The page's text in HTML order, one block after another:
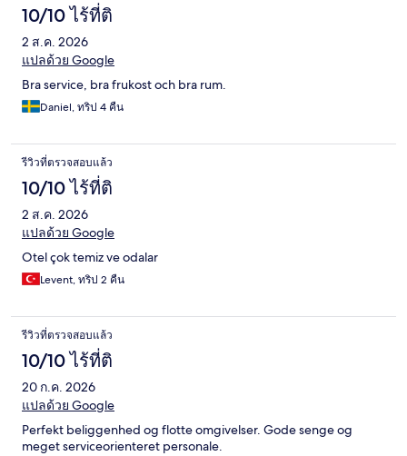
10/10 ไร้ที่ติ
2 ส.ค. 2026
แปลด้วย Google
Bra service, bra frukost och bra rum.
Daniel, ทริป 4 คืน
รีวิวที่ตรวจสอบแล้ว
10/10 ไร้ที่ติ
2 ส.ค. 2026
แปลด้วย Google
Otel çok temiz ve odalar
Levent, ทริป 2 คืน
รีวิวที่ตรวจสอบแล้ว
10/10 ไร้ที่ติ
20 ก.ค. 2026
แปลด้วย Google
Perfekt beliggenhed og flotte omgivelser. Gode senge og
meget serviceorienteret personale.